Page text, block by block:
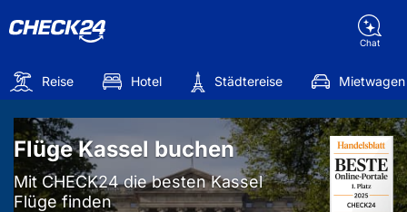
Chat
Reise Hotel Städtereise Mietwagen
Flüge Kassel buchen
Mit CHECK24 die besten Kassel
Flüge finden